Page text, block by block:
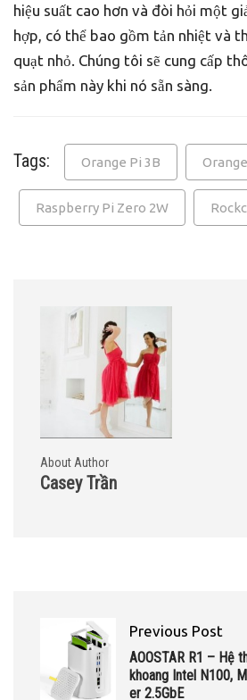
hiệu suất cao hơn và đòi hỏi một
hợp, có thể bao gồm tản nhiệt và
quạt nhỏ. Chúng tôi sẽ cung cấp
sản phẩm này khi nó sẵn sàng.
Tags: Orange Pi 3B
Raspberry Pi Zero 2W
About Author
Casey Trần
Previous Post
AOOSTAR R1 – Hệ
khoang Intel N100,
er 2.5GbE